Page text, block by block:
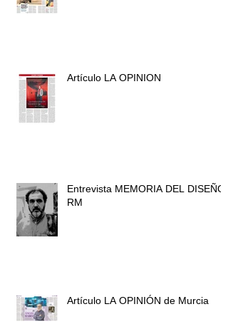
Artículo LA OPINION
Entrevista MEMORIA DEL DISEÑO
RM
Artículo LA OPINIÓN de Murcia